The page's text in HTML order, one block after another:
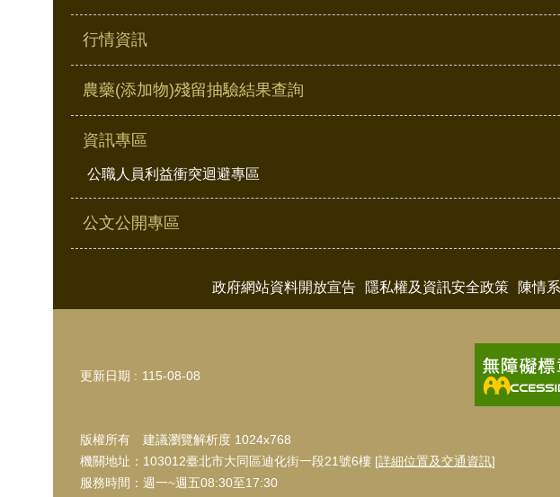
行情資訊
農藥(添加物)殘留抽驗結果查詢
資訊專區
公職人員利益衝突迴避專區
公文公開專區
政府網站資料開放宣告 隱私權及資訊安全政策 陳情
更新日期 115-08-08
版權所有 建議瀏覽解析度 1024x768
機關地址：103012臺北市大同區迪化街一段21號6樓 [詳細位置及交通資訊]
服務時間：週一~週五08:30至17:30